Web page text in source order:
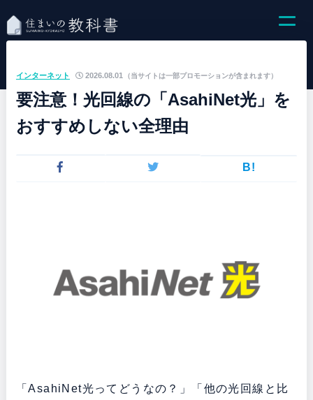
（当サイトは一部プロモーションが含まれます）
インターネット 2026.08.01
要注意！光回線の「AsahiNet光」を
おすすめしない全理由
B!
「AsahiNet光ってどうなの？」「他の光回線と比